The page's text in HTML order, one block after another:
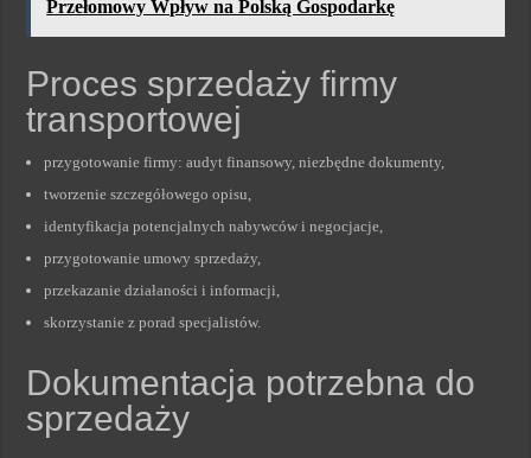
Przełomowy Wpływ na Polską Gospodarkę
Proces sprzedaży firmy
transportowej
przygotowanie firmy: audyt finansowy, niezbędne dokumenty,
tworzenie szczegółowego opisu,
identyfikacja potencjalnych nabywców i negocjacje,
przygotowanie umowy sprzedaży,
przekazanie działaności i informacji,
skorzystanie z porad specjalistów.
Dokumentacja potrzebna do
sprzedaży